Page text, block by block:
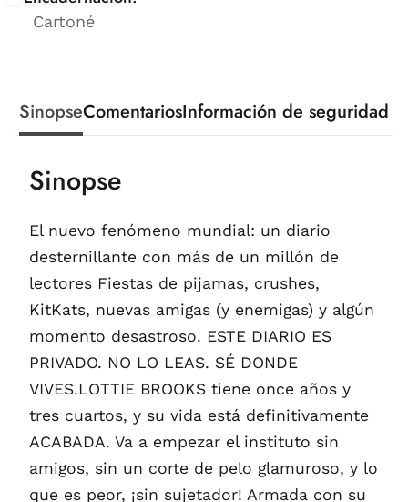
Cartoné
SinopseComentariosInformación de seguridad
Sinopse
El nuevo fenómeno mundial: un diario
desternillante con más de un millón de
lectores Fiestas de pijamas, crushes,
KitKats, nuevas amigas (y enemigas) y algún
momento desastroso. ESTE DIARIO ES
PRIVADO. NO LO LEAS. SÉ DONDE
VIVES.LOTTIE BROOKS tiene once años y
tres cuartos, y su vida está definitivamente
ACABADA. Va a empezar el instituto sin
amigos, sin un corte de pelo glamuroso, y lo
que es peor, ¡sin sujetador! Armada con su